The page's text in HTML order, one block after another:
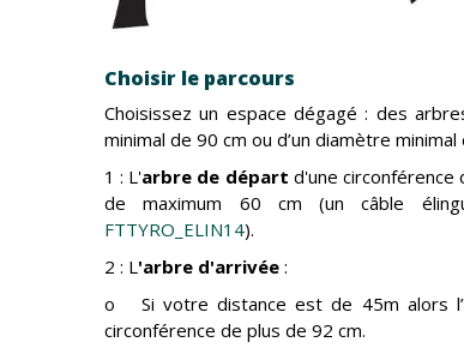
Choisir le parcours
Choisissez un espace dégagé : des
minimal de 90 cm ou d’un diamètre minimal
1 : L'arbre de départ d'une circonférence
de maximum 60 cm (un câble
FTTYRO_ELIN14).
2 : L'arbre d'arrivée :
o Si votre distance est de 45m alors
circonférence de plus de 92 cm.